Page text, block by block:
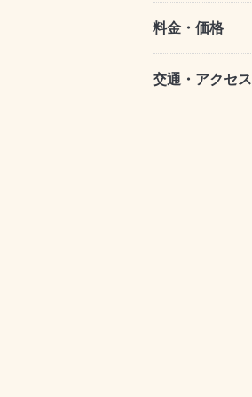
料金・価格
交通・アクセス